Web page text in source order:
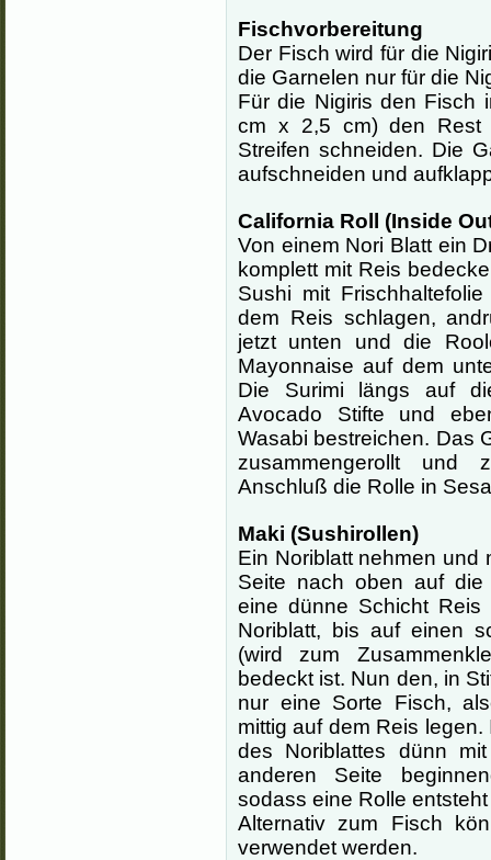
Fischvorbereitung
Der Fisch wird für die
die Garnelen nur für die
Für die Nigiris den Fisch
cm x 2,5 cm) den Rest
Streifen schneiden. Die
aufschneiden und
California Roll (Inside
Von einem Nori Blatt ein
komplett mit Reis
Sushi mit
dem Reis schlagen,
jetzt unten und die
Mayonnaise auf dem
Die Surimi längs auf
Avocado Stifte und
Wasabi bestreichen. Das
zusammengerollt und
Anschluß die Rolle in
Maki (Sushirollen)
Ein Noriblatt nehmen und
Seite nach oben auf die
eine dünne Schicht
Noriblatt, bis auf einen
(wird zum
bedeckt ist. Nun den, in
nur eine Sorte Fisch,
mittig auf dem Reis
des Noriblattes dünn
anderen Seite
sodass eine Rolle
Alternativ zum Fisch
verwendet werden.